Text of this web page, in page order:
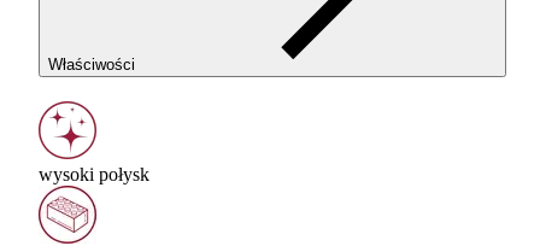
Właściwości
wysoki połysk